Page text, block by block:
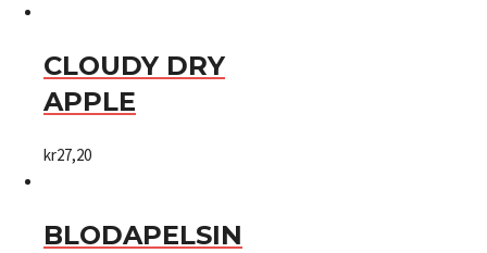
CLOUDY DRY
APPLE
kr27,20
BLODAPELSIN